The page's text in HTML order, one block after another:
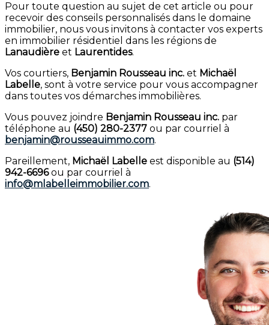
Pour toute question au sujet de cet article ou pour
recevoir des conseils personnalisés dans le domaine
immobilier, nous vous invitons à contacter vos experts
en immobilier résidentiel dans les régions de
Lanaudière et Laurentides.
Vos courtiers, Benjamin Rousseau inc. et Michaël
Labelle, sont à votre service pour vous accompagner
dans toutes vos démarches immobilières.
Vous pouvez joindre Benjamin Rousseau inc. par
téléphone au (450) 280-2377 ou par courriel à
benjamin@rousseauimmo.com.
Pareillement, Michaël Labelle est disponible au (514)
942-6696ou par courriel à
info@mlabelleimmobilier.com.